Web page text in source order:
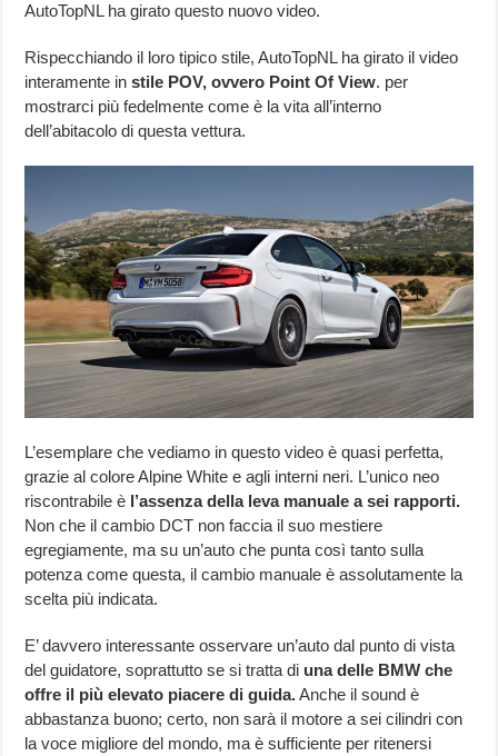
AutoTopNL ha girato questo nuovo video.
Rispecchiando il loro tipico stile, AutoTopNL ha girato il video
interamente instile POV, ovvero Point Of View. per
mostrarci più fedelmente come è la vita all’interno
dell’abitacolo di questa vettura.
L’esemplare che vediamo in questo video è quasi perfetta,
grazie al colore Alpine White e agli interni neri. L’unico neo
riscontrabile è l’assenza della leva manuale a sei rapporti.
Non che il cambio DCT non faccia il suo mestiere
egregiamente, ma su un’auto che punta così tanto sulla
potenza come questa, il cambio manuale è assolutamente la
scelta più indicata.
E’ davvero interessante osservare un’auto dal punto di vista
del guidatore, soprattutto se si tratta di una delle BMW che
offre il più elevato piacere di guida.Anche il sound è
abbastanza buono; certo, non sarà il motore a sei cilindri con
la voce migliore del mondo, ma è sufficiente per ritenersi